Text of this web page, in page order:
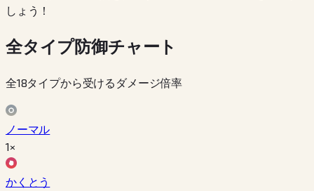
しょう！
全タイプ防御チャート
全18タイプから受けるダメージ倍率
ノーマル
1×
かくとう